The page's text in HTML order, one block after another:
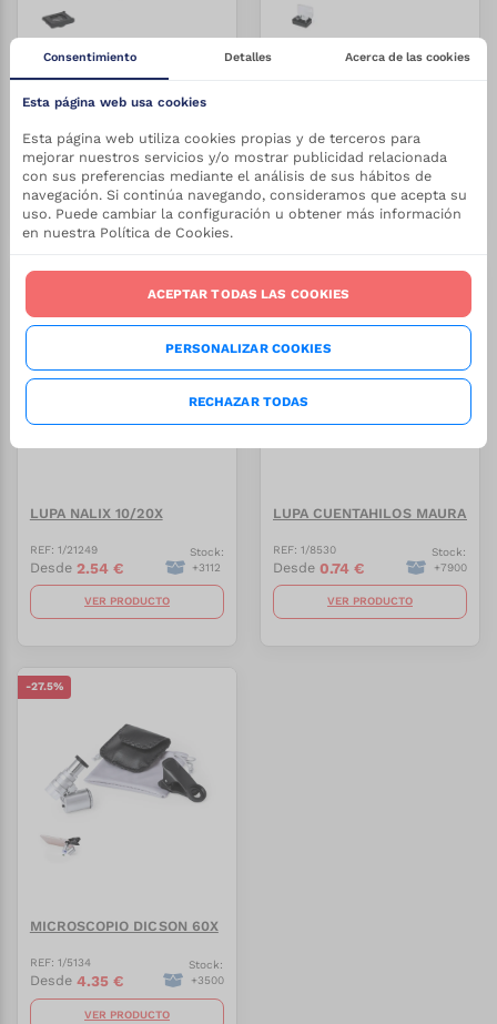
LUPA TUDELS 8X
REF: 1/21251
Desde 2.80€
Stock:
+150
VER PRODUCTO
REF:1/21250
Desde 2.13€
+6600
-27.5%
LUPA NALIX 10/20X
REF: 1/21249
Desde 2.54 €
Stock:
+3112
VER PRODUCTO
-27.5%
LUPA CUENTAHILOS MAURAN 7X
REF: 1/8530
Desde 0.74 €
Stock:
+7900
VER PRODUCTO
-27.5%
MICROSCOPIO DICSON 60X
REF: 1/5134
Desde 4.35 €
Stock:
+3500
VER PRODUCTO
Consentimiento Detalles Acerca de las cookies
Esta página web usa cookies
Esta página web utiliza cookies propias y de terceros para
mejorar nuestros servicios y/o mostrar publicidad relacionada
con sus preferencias mediante el análisis de sus hábitos de
navegación. Si continúa navegando, consideramos que acepta su
uso. Puede cambiar la configuración u obtener más información
en nuestra Política de Cookies.
RECHAZAR TODAS
PERSONALIZAR COOKIES
ACEPTAR TODAS LAS COOKIES